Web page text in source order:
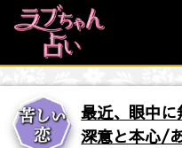
最近、眼中に
深意と本心/